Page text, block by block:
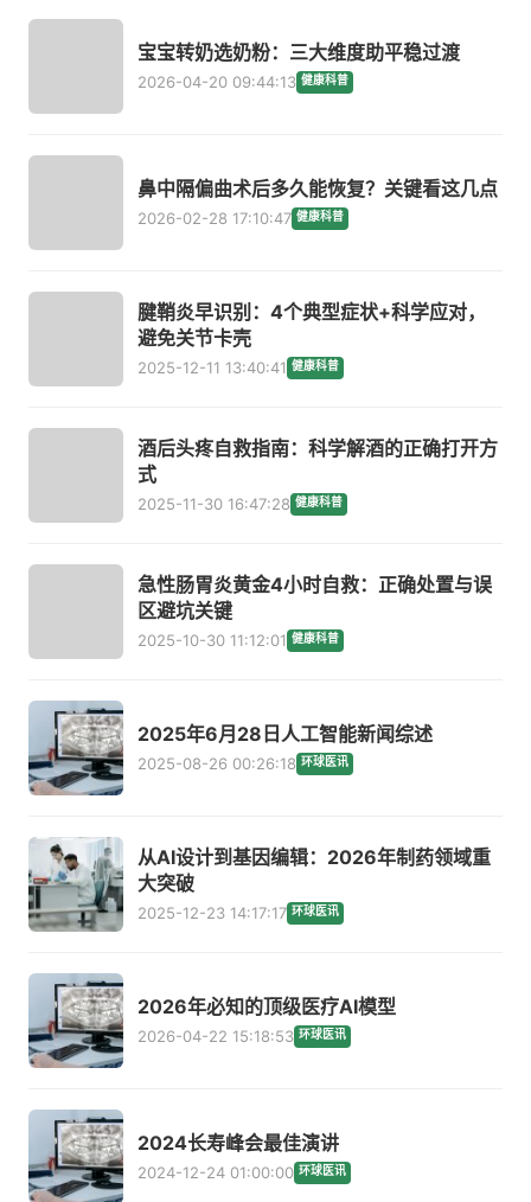
宝宝转奶选奶粉：三大维度助平稳过渡
2026-04-20 09:44:13 健康科普
鼻中隔偏曲术后多久能恢复？关键看这几点
2026-02-28 17:10:47 健康科普
腱鞘炎早识别：4个典型症状+科学应对，
避免关节卡壳
2025-12-11 13:40:41 健康科普
酒后头疼自救指南：科学解酒的正确打开方
式
2025-11-30 16:47:28 健康科普
急性肠胃炎黄金4小时自救：正确处置与误
区避坑关键
2025-10-30 11:12:01 健康科普
2025年6月28日人工智能新闻综述
2025-08-26 00:26:18 环球医讯
从AI设计到基因编辑：2026年制药领域重
大突破
2025-12-23 14:17:17 环球医讯
2026年必知的顶级医疗AI模型
2026-04-22 15:18:53 环球医讯
2024长寿峰会最佳演讲
2024-12-24 01:00:00 环球医讯